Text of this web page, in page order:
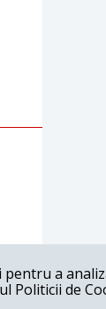
a
Politicii de